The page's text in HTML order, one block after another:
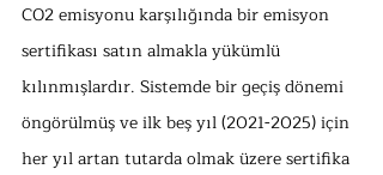
CO2 emisyonu karşılığında bir emisyon
sertifikası satın almakla yükümlü
kılınmışlardır. Sistemde bir geçiş dönemi
öngörülmüş ve ilk beş yıl (2021-2025) için
her yıl artan tutarda olmak üzere sertifika